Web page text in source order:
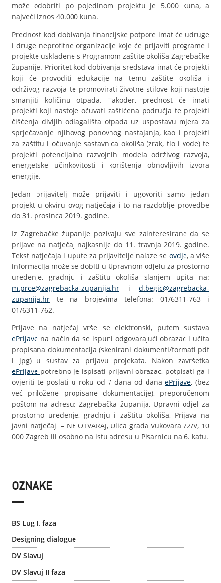
može odobriti po pojedinom projektu je 5.000 kuna, a
najveći iznos 40.000 kuna.
Prednost kod dobivanja financijske potpore imat će udruge
i druge neprofitne organizacije koje će prijaviti programe i
projekte usklađene s Programom zaštite okoliša Zagrebačke
županije. Prioritet kod dobivanja sredstava imat će projekti
koji će provoditi edukacije na temu zaštite okoliša i
održivog razvoja te promovirati životne stilove koji nastoje
smanjiti količinu otpada. Također, prednost će imati
projekti koji nastoje očuvati zaštićena područja te projekti
čišćenja divljih odlagališta otpada uz uspostavu mjera za
sprječavanje njihovog ponovnog nastajanja, kao i projekti
za zaštitu i očuvanje sastavnica okoliša (zrak, tlo i vode) te
projekti potencijalno razvojnih modela održivog razvoja,
energetske učinkovitosti i korištenja obnovljivih izvora
energije.
Jedan prijavitelj može prijaviti i ugovoriti samo jedan
projekt u okviru ovog natječaja i to na razdoblje provedbe
do 31. prosinca 2019. godine.
Iz Zagrebačke županije pozivaju sve zainteresirane da se
prijave na natječaj najkasnije do 11. travnja 2019. godine.
Tekst natječaja i upute za prijavitelje nalaze se ovdje, a više
informacija može se dobiti u Upravnom odjelu za prostorno
uređenje, gradnju i zaštitu okoliša slanjem upita na:
m.prce@zagrebacka-zupanija.hr i d.begic@zagrebacka-
zupanija.hr te na brojevima telefona: 01/6311-763 i
01/6311-762.
Prijave na natječaj vrše se elektronski, putem sustava
ePrijave na način da se ispuni odgovarajući obrazac i učita
propisana dokumentacija (skenirani dokumenti/formati pdf
i jpg) u sustav za prijavu projekata. Nakon završetka
ePrijave potrebno je ispisati prijavni obrazac, potpisati ga i
ovjeriti te poslati u roku od 7 dana od danaePrijave, (bez
već priložene propisane dokumentacije), preporučenom
poštom na adresu: Zagrebačka županija, Upravni odjel za
prostorno uređenje, gradnju i zaštitu okoliša, Prijava na
javni natječaj – NE OTVARAJ, Ulica grada Vukovara 72/V, 10
000 Zagreb ili osobno na istu adresu u Pisarnicu na 6. katu.
OZNAKE
BS Lug I. faza
Designing dialogue
DV Slavuj
DV Slavuj II faza